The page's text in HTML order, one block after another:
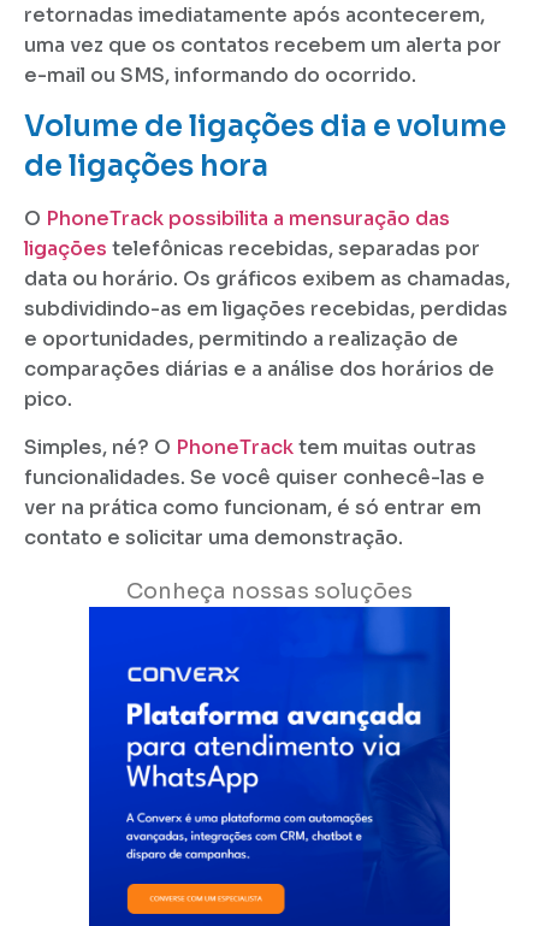
retornadas imediatamente após acontecerem,
uma vez que os contatos recebem um alerta por
e-mail ou SMS, informando do ocorrido.
Volume de ligações dia e volume
de ligações hora
O PhoneTrack possibilita a mensuração das
ligações telefônicas recebidas, separadas por
data ou horário. Os gráficos exibem as chamadas,
subdividindo-as em ligações recebidas, perdidas
e oportunidades, permitindo a realização de
comparações diárias e a análise dos horários de
pico.
Simples, né? O PhoneTracktem muitas outras
funcionalidades. Se você quiser conhecê-las e
ver na prática como funcionam, é só entrar em
contato e solicitar uma demonstração.
Conheça nossas soluções